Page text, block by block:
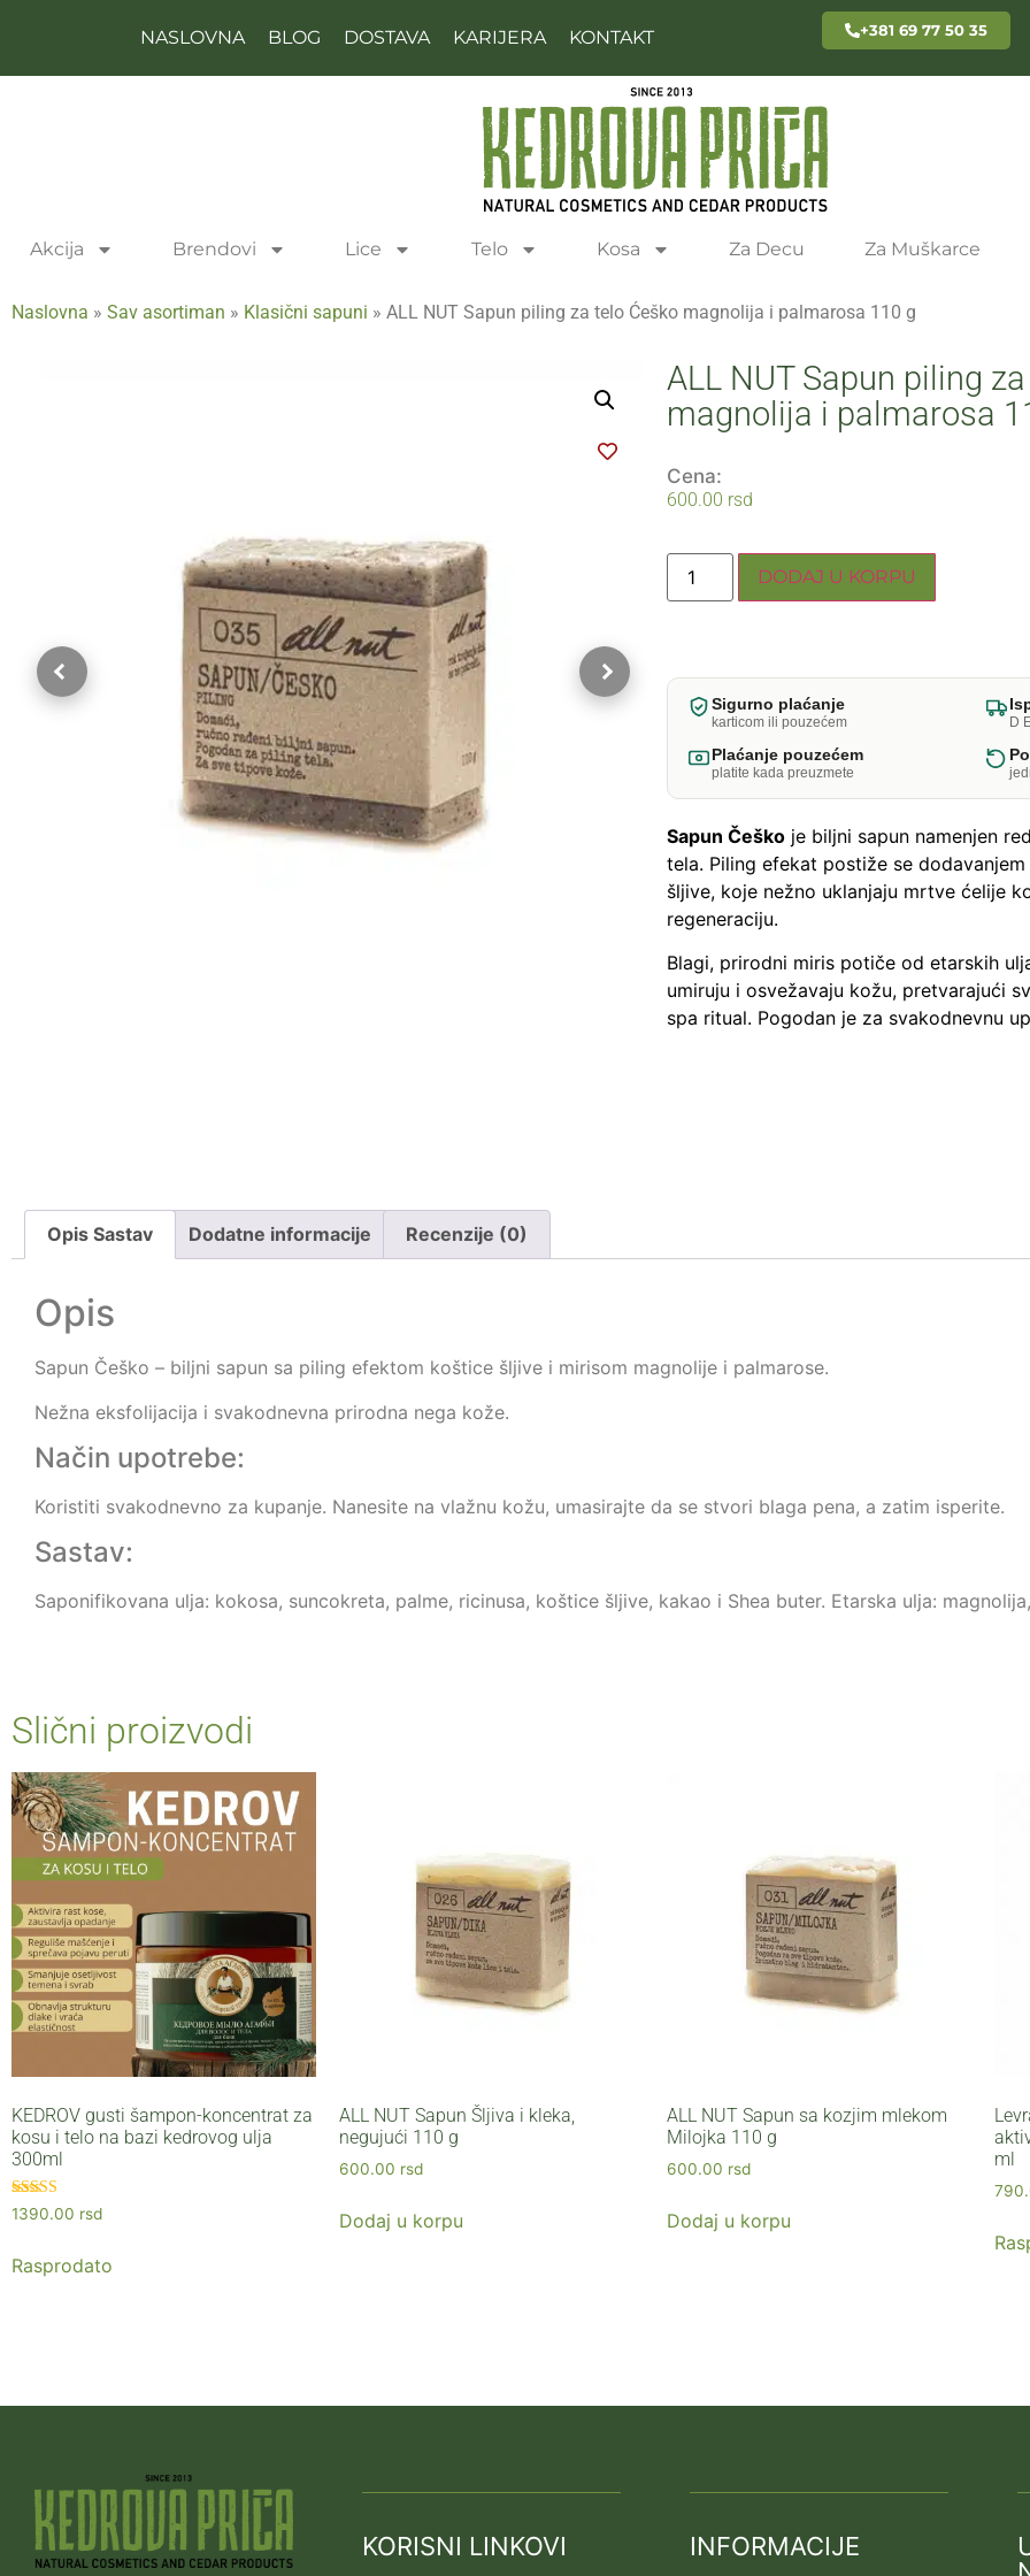
NASLOVNA BLOG DOSTAVA KARIJERA KONTAKT +381 69 77 50 35
Akcija Brendovi Lice Telo Kosa Za Decu Za Muškarce
Naslovna » Sav asortiman » Klasični sapuni » ALL NUT Sapun piling za telo Ćeško magnolija i palmarosa 110 g
ALL NUT Sapun piling
magnolija i palmarosa
Cena:
600.00 rsd
DODAJ U KORPU
Sigurno plaćanje
karticom ili pouzećem D
Plaćanje pouzećem
platite kada preuzmete
Sapun Češko je biljni sapun namenjen
tela. Piling efekat postiže se
šljive, koje nežno uklanjaju mrtve ćelije
regeneraciju.
Blagi, prirodni miris potiče od etarskih
umiruju i osvežavaju kožu, pretvarajući
spa ritual. Pogodan je za svakodnevnu
Opis Sastav Dodatne informacije Recenzije (0)
Opis
Sapun Češko – biljni sapun sa piling efektom koštice šljive i mirisom magnolije i palmarose.
Nežna eksfolijacija i svakodnevna prirodna nega kože.
Način upotrebe:
Koristiti svakodnevno za kupanje. Nanesite na vlažnu kožu, umasirajte da se stvori blaga pena, a zatim isperite.
Sastav:
Saponifikovana ulja: kokosa, suncokreta, palme, ricinusa, koštice šljive, kakao i Shea buter. Etarska ulja:
Slični proizvodi
KEDROV gusti šampon-koncentrat za
kosu i telo na bazi kedrovog ulja
300ml
Ocenjeno sa
5.00
1390.00 rsd
Rasprodato
ALL NUT Sapun Šljiva i kleka,
negujući 110 g
600.00 rsd
Dodaj u korpu
ALL NUT Sapun sa kozjim mlekom
Milojka 110 g
600.00 rsd
Dodaj u korpu
ml
KORISNI LINKOVI INFORMACIJE